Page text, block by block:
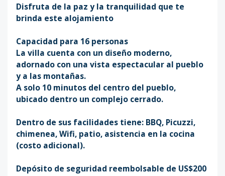
Disfruta de la paz y la tranquilidad que te
brinda este alojamiento
Capacidad para 16 personas
La villa cuenta con un diseño moderno,
adornado con una vista espectacular al pueblo
y a las montañas.
A solo 10 minutos del centro del pueblo,
ubicado dentro un complejo cerrado.
Dentro de sus facilidades tiene: BBQ, Picuzzi,
chimenea, Wifi, patio, asistencia en la cocina
(costo adicional).
Depósito de seguridad reembolsable de US$200